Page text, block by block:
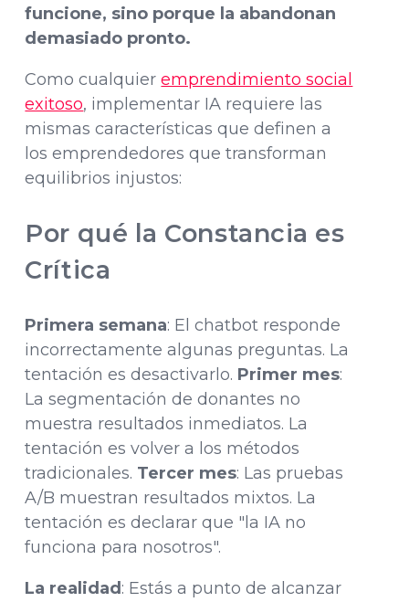
funcione, sino porque la abandonan
demasiado pronto.
Como cualquieremprendimiento social
exitoso, implementar IA requiere las
mismas características que definen a
los emprendedores que transforman
equilibrios injustos:
Por qué la Constancia es
Crítica
Primera semana: El chatbot responde
incorrectamente algunas preguntas. La
tentación es desactivarlo. Primer mes:
La segmentación de donantes no
muestra resultados inmediatos. La
tentación es volver a los métodos
tradicionales. Tercer mes: Las pruebas
A/B muestran resultados mixtos. La
tentación es declarar que "la IA no
funciona para nosotros".
La realidad : Estás a punto de alcanzar